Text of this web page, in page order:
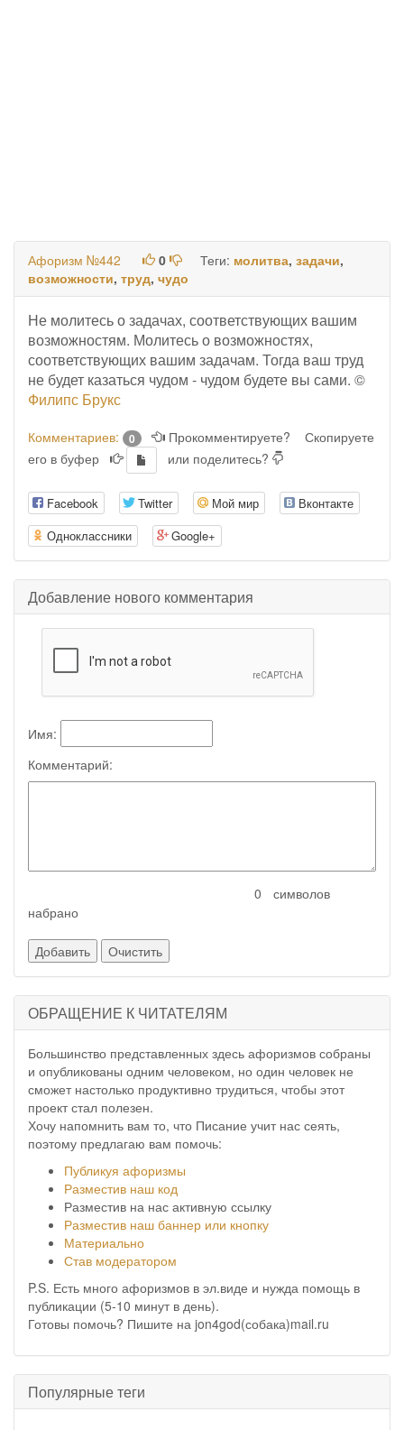
Афоризм №442 0 Теги: молитва, задачи,
возможности, труд, чудо
Не молитесь о задачах, соответствующих вашим
возможностям. Молитесь о возможностях,
соответствующих вашим задачам. Тогда ваш труд
не будет казаться чудом - чудом будете вы сами. ©
Филипс Брукс
Комментариев: 0 Прокомментируете?
Скопируете
его в буфер
или поделитесь?
Facebook Twitter Мой мир
Вконтакте
Одноклассники
Google+
Добавление нового комментария
Имя:
Комментарий:
символов
набрано
ОБРАЩЕНИЕ К ЧИТАТЕЛЯМ
Большинство представленных здесь афоризмов собраны
и опубликованы одним человеком, но один человек не
сможет настолько продуктивно трудиться, чтобы этот
проект стал полезен.
Хочу напомнить вам то, что Писание учит нас сеять,
поэтому предлагаю вам помочь:
Публикуя афоризмы
Разместив наш код
Разместив на нас активную ссылку
Разместив наш баннер или кнопку
Материально
Став модератором
P.S. Есть много афоризмов в эл.виде и нужда помощь в
публикации (5-10 минут в день).
Готовы помочь? Пишите на jon4god(собака)mail.ru
Популярные теги